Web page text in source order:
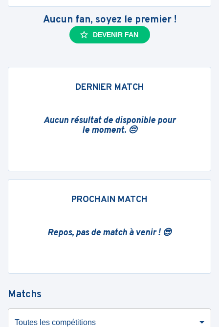
Aucun fan, soyez le premier !
DEVENIR FAN
DERNIER MATCH
Aucun résultat de disponible pour
le moment. 😔
PROCHAIN MATCH
Repos, pas de match à venir ! 😎
Matchs
Toutes les compétitions